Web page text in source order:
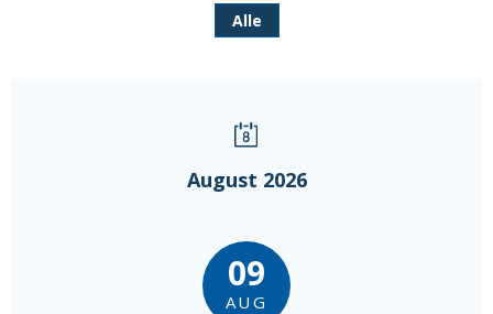
Alle
August 2026
09
AUG